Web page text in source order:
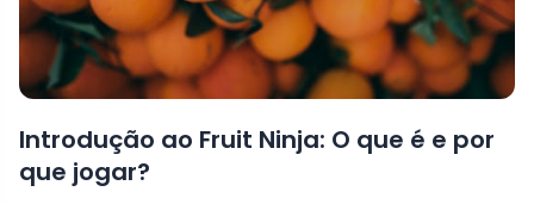
Introdução ao Fruit Ninja: O que é e por
que jogar?